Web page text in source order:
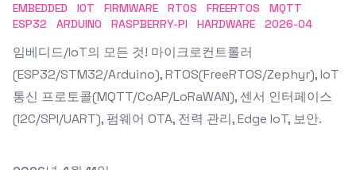
EMBEDDED IOT FIRMWARE RTOS FREERTOS
MQTT
ESP32
ARDUINO RASPBERRY-PI HARDWARE 2026-04
임베디드/IoT의 모든 것! 마이크로컨트롤러
(ESP32/STM32/Arduino), RTOS(FreeRTOS/Zephyr), IoT
통신 프로토콜(MQTT/CoAP/LoRaWAN), 센서 인터페이스
(I2C/SPI/UART), 펌웨어 OTA, 전력 관리, Edge IoT, 보안.